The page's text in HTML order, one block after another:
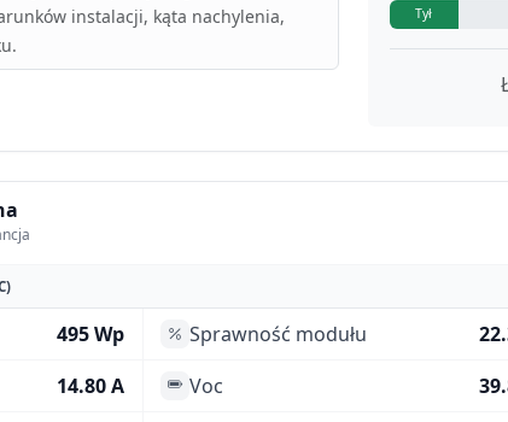
instalacji, kąta nachylenia,
Tył
495 Wp Sprawność modułu
14.80 A Voc